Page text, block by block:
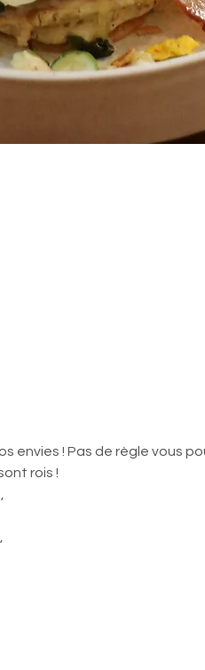
envies ! Pas de règle vous
rois !